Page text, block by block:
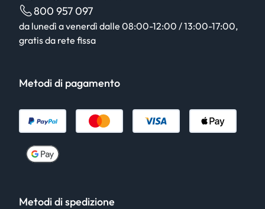
800 957 097
da lunedì a venerdì dalle 08:00-12:00 / 13:00-17:00,
gratis da rete fissa
Metodi di pagamento
Metodi di spedizione